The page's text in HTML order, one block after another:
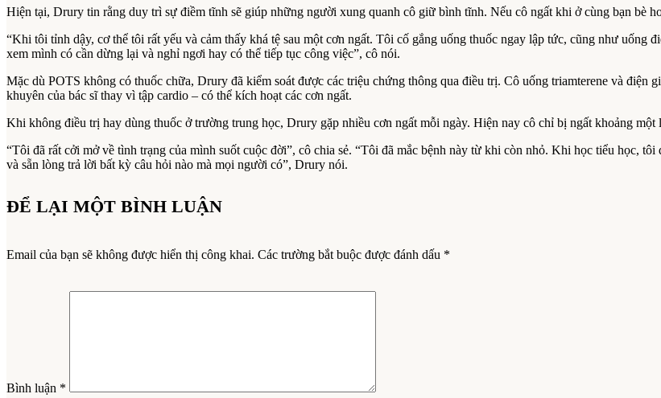
Hiện tại, Drury tin rằng duy trì sự điềm tĩnh sẽ giúp những người xung quanh cô giữ bình tĩnh. Nếu cô ngất khi ở cùng bạn bè
“Khi tôi tỉnh dậy, cơ thể tôi rất yếu và cảm thấy khá tệ sau một cơn ngất. Tôi cố gắng uống thuốc ngay lập tức, cũng như uống
xem mình có cần dừng lại và nghỉ ngơi hay có thể tiếp tục công việc”, cô nói.
Mặc dù POTS không có thuốc chữa, Drury đã kiểm soát được các triệu chứng thông qua điều trị. Cô uống triamterene và điện
khuyên của bác sĩ thay vì tập cardio – có thể kích hoạt các cơn ngất.
Khi không điều trị hay dùng thuốc ở trường trung học, Drury gặp nhiều cơn ngất mỗi ngày. Hiện nay cô chỉ bị ngất khoảng
“Tôi đã rất cởi mở về tình trạng của mình suốt cuộc đời”, cô chia sẻ. “Tôi đã mắc bệnh này từ khi còn nhỏ. Khi học tiểu học,
và sẵn lòng trả lời bất kỳ câu hỏi nào mà mọi người có”, Drury nói.
ĐỂ LẠI MỘT BÌNH LUẬN
Email của bạn sẽ không được hiển thị công khai. Các trường bắt buộc được đánh dấu *
Bình luận *